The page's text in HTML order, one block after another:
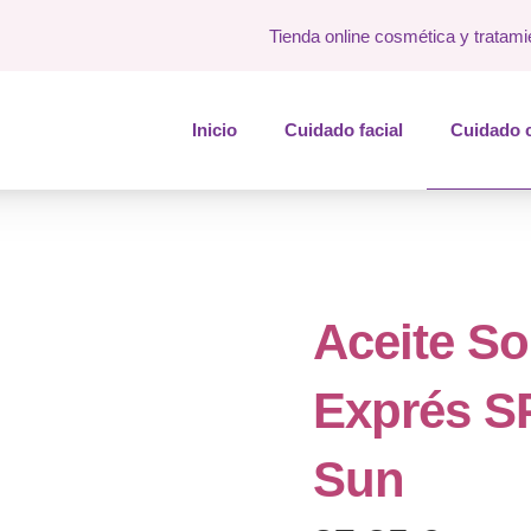
Tienda online cosmética y
Inicio Cuidado facial Cuidado
Aceite
Exprés
Sun